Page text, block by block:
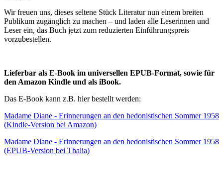
Wir freuen uns, dieses seltene Stück Literatur nun einem breiten
Publikum zugänglich zu machen – und laden alle Leserinnen und
Leser ein, das Buch jetzt zum reduzierten Einführungspreis
vorzubestellen.
Lieferbar als E-Book im universellen EPUB-Format, sowie für
den Amazon Kindle und als iBook.
Das E-Book kann z.B. hier bestellt werden:
Madame Diane - Erinnerungen an den hedonistischen Sommer 1958
(Kindle-Version bei Amazon)
Madame Diane - Erinnerungen an den hedonistischen Sommer 1958
(EPUB-Version bei Thalia)